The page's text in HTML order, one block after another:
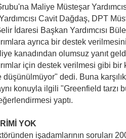
Maliye Müsteşar
Cavit Dağdaş, DPT
İdaresi Başkan Yardımcısı
ayrıca bir destek
kanadından olumsuz yanıt
için destek verilmesi gibi
dedi. Buna
konuyla ilgili "Greenfield tarzı
yaptı.
YOK
işadamlarının soruları